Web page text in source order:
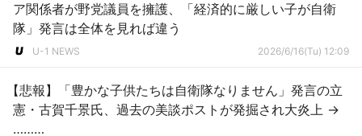
ア関係者が野党議員を擁護、「経済的に厳しい子が自衛
隊」発言は全体を見れば違う
U-1 NEWS 2026/6/16(Tu) 12:09
【悲報】「豊かな子供たちは自衛隊なりません」発言の立
憲・古賀千景氏、過去の美談ポストが発掘され大炎上 →
………